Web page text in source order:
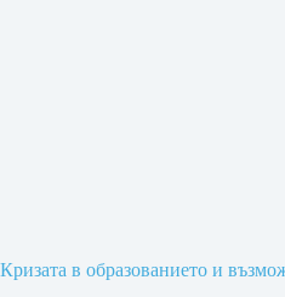
Кризата в образованието и